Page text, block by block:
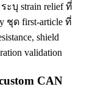
ะบุ strain relief ที่
ชุด first-article ที่
shield
validation
CAN